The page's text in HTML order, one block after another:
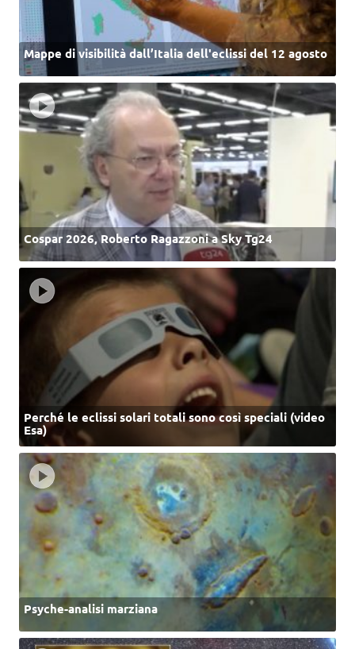
Mappe di visibilità dall’Italia dell'eclissi del 12 agosto
Cospar 2026, Roberto Ragazzoni a Sky Tg24
Perché le eclissi solari totali sono così speciali (video
Esa)
Psyche-analisi marziana